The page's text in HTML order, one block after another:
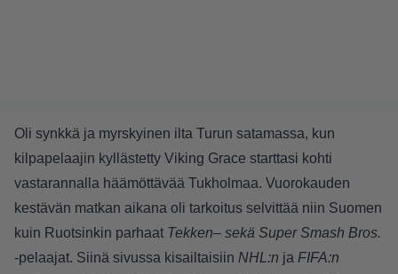
Oli synkkä ja myrskyinen ilta Turun satamassa, kun
kilpapelaajin kyllästetty Viking Grace starttasi kohti
vastarannalla häämöttävää Tukholmaa. Vuorokauden
kestävän matkan aikana oli tarkoitus selvittää niin Suomen
kuin Ruotsinkin parhaat Tekken– sekä Super Smash Bros.
-pelaajat. Siinä sivussa kisailtaisiin NHL:n ja FIFA:n